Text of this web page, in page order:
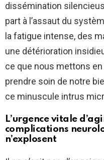
dissémination
part à l’assaut du
la fatigue intense, des
une détérioration
ce que nous mettons
prendre soin de notre
ce minuscule intrus
L’urgence vitale
complications
n’explosent